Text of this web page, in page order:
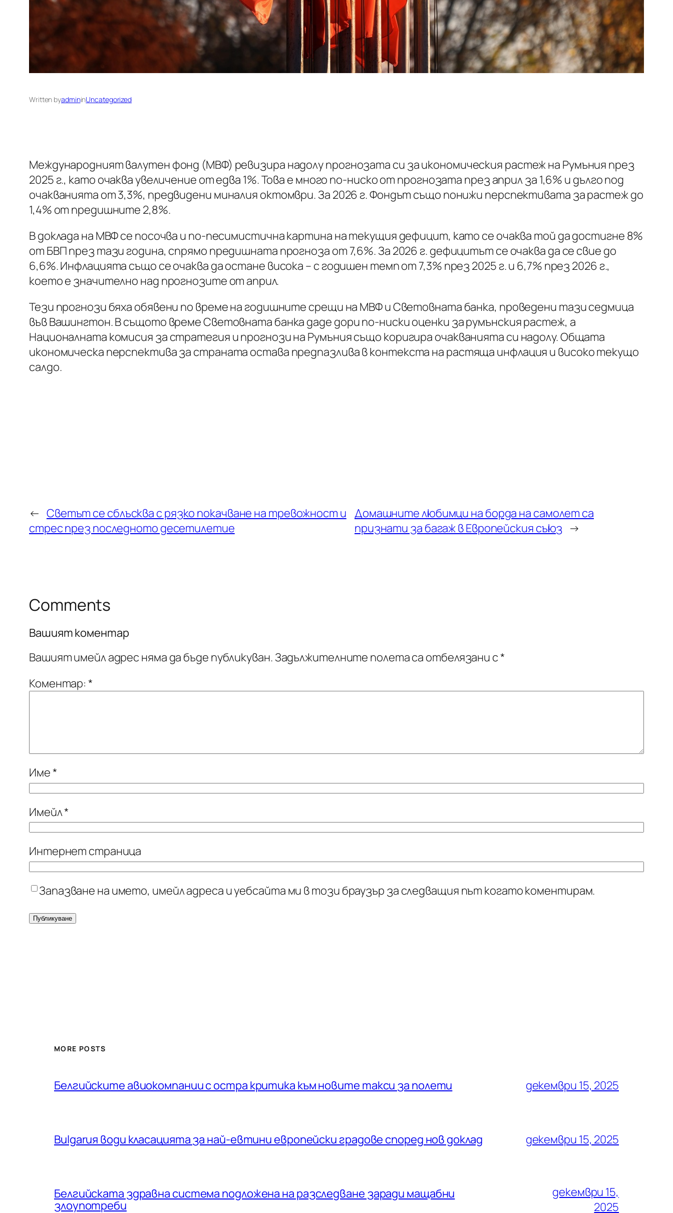
Written byadmininUncategorized
Международният валутен фонд (МВФ) ревизира надолу прогнозата си за икономическия растеж на Румъния през
2025 г., като очаква увеличение от едва 1%. Това е много по-ниско от прогнозата през април за 1,6% и дълго под
очакванията от 3,3%, предвидени миналия октомври. За 2026 г. Фондът също понижи перспективата за растеж до
1,4% от предишните 2,8%.
В доклада на МВФ се посочва и по-песимистична картина на текущия дефицит, като се очаква той да достигне 8%
от БВП през тази година, спрямо предишната прогноза от 7,6%. За 2026 г. дефицитът се очаква да се свие до
6,6%. Инфлацията също се очаква да остане висока – с годишен темп от 7,3% през 2025 г. и 6,7% през 2026 г.,
което е значително над прогнозите от април.
Тези прогнози бяха обявени по време на годишните срещи на МВФ и Световната банка, проведени тази седмица
във Вашингтон. В същото време Световната банка даде дори по-ниски оценки за румънския растеж, а
Националната комисия за стратегия и прогнози на Румъния също коригира очакванията си надолу. Общата
икономическа перспектива за страната остава предпазлива в контекста на растяща инфлация и високо текущо
салдо.
← Светът се сблъсква с рязко покачване на тревожност и
стрес през последното десетилетие
Домашните любимци на борда на самолет са
признати за багаж в Европейския съюз →
Comments
Вашият коментар
Вашият имейл адрес няма да бъде публикуван. Задължителните полета са отбелязани с*
Коментар:*
Име*
Имейл*
Интернет страница
Запазване на името, имейл адреса и уебсайта ми в този браузър за следващия път когато коментирам.
MORE POSTS
Белгийските авиокомпании с остра критика към новите такси за полети декември 15, 2025
Bulgarия води класацията за най-евтини европейски градове според нов доклад декември 15, 2025
Белгийската здравна система подложена на разследване заради мащабни
злоупотреби
декември 15,
2025